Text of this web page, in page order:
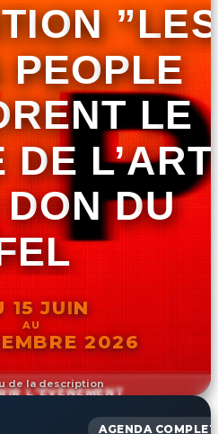
de la description
”LES
PEOPLE
LE
DE L’ART
DU
15 JUIN
AU
2026
L'ÉVÉNEMENT
AGENDA COMPLET